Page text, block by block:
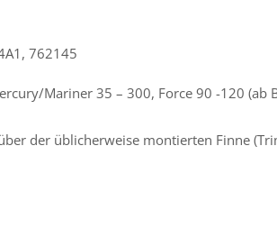
762145
Mariner 35 – 300, Force 90 -120 (ab
der üblicherweise montierten Finne